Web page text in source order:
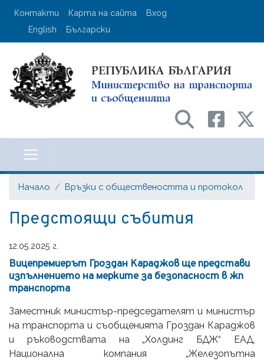
Премини
User account menu
Контакти Карта на сайта
Вход
English
Български
на транспорта
Начало Връзки с обществеността и протокол
Предстоящи събития
12.05.2025 г.
Вицепремиерът Гроздан Караджов ще представи
изпълнението на мерките за безопасност в жп
транспорта
Заместник министър-председателят и министър
на транспорта и съобщенията Гроздан Караджов
и ръководствата на „Холдинг БДЖ“ ЕАД,
Национална компания „Железопътна